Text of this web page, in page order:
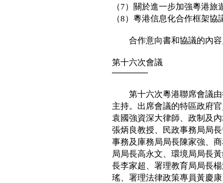
（7）關於進一步加強粵港旅
（8）粵港信息化合作框架協
合作意向書和協議的內容
第十六次會議
──────
第十六次粵港聯席會議由
主持。出席會議的特區政府
袁國強資深大律師、政制及
張炳良教授、民政事務局局
事務及庫務局局長陳家強、
局局長高永文、環境局局長
長李家超、署理教育局局長
瑤、署理法律政策專員黃慶